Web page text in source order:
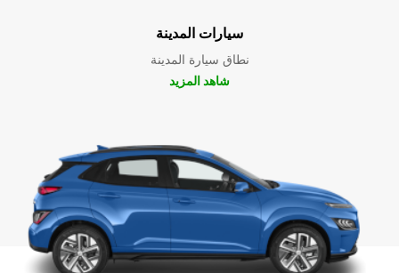
سيارات المدينة
نطاق سيارة المدينة
شاهد المزيد